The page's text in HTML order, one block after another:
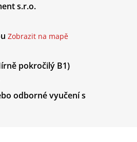
s.r.o.
Zobrazit na mapě
pokročilý B1)
odborné vyučení s